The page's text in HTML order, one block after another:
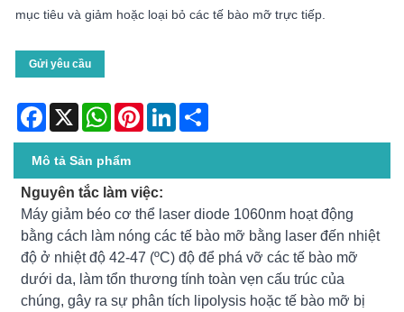
mục tiêu và giảm hoặc loại bỏ các tế bào mỡ trực tiếp.
Gửi yêu cầu
Facebook
X WhatsAppPinterestLinkedIn
Mô tả Sản phẩm
Nguyên tắc làm việc:
Máy giảm béo cơ thể laser diode 1060nm hoạt động
bằng cách làm nóng các tế bào mỡ bằng laser đến nhiệt
độ ở nhiệt độ 42-47 (ºC) độ để phá vỡ các tế bào mỡ
dưới da, làm tổn thương tính toàn vẹn cấu trúc của
chúng, gây ra sự phân tích lipolysis hoặc tế bào mỡ bị